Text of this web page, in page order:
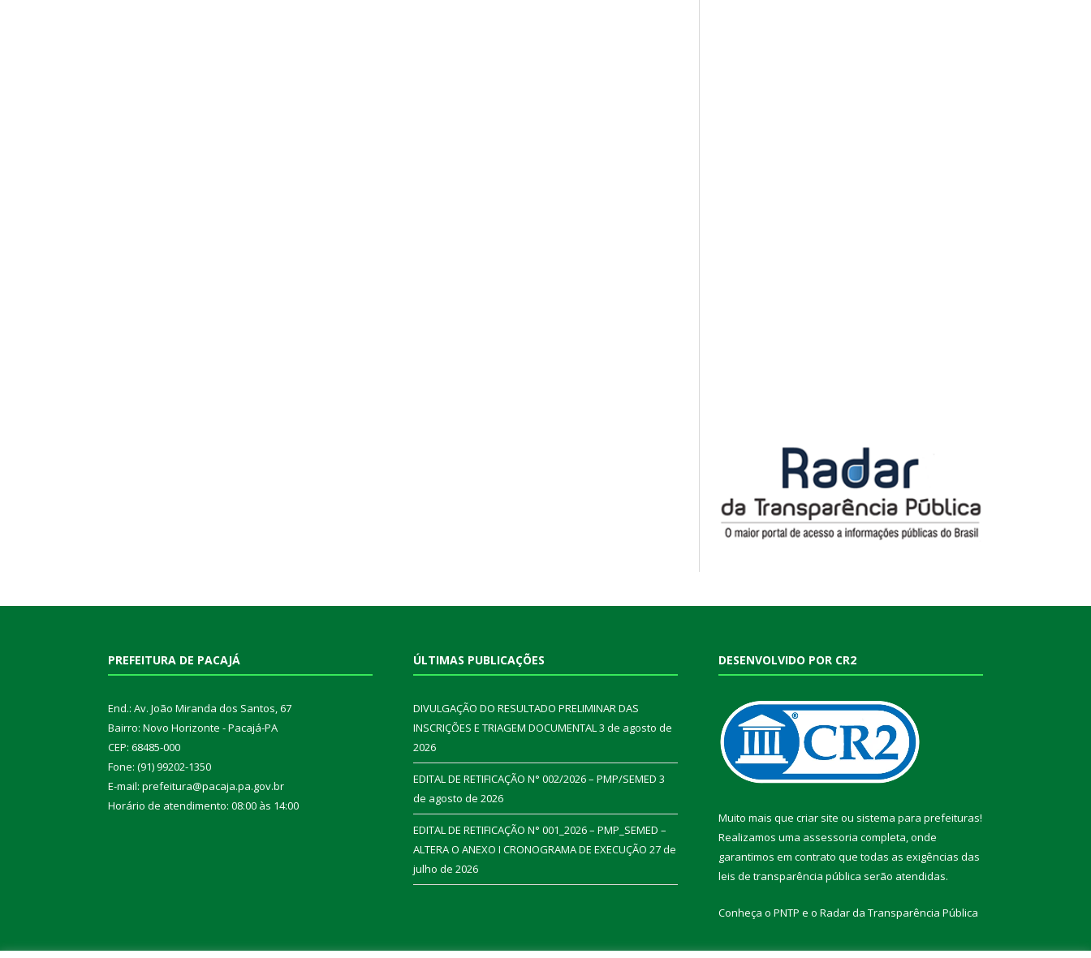
PREFEITURA DE PACAJÁ
End.: Av. João Miranda dos Santos, 67
Bairro: Novo Horizonte - Pacajá-PA
CEP: 68485-000
Fone: (91) 99202-1350
E-mail: prefeitura@pacaja.pa.gov.br
Horário de atendimento: 08:00 às 14:00
ÚLTIMAS PUBLICAÇÕES
DIVULGAÇÃO DO RESULTADO PRELIMINAR DAS
INSCRIÇÕES E TRIAGEM DOCUMENTAL3 de agosto de
2026
EDITAL DE RETIFICAÇÃO N° 002/2026 – PMP/SEMED 3
de agosto de 2026
EDITAL DE RETIFICAÇÃO N° 001_2026 – PMP_SEMED –
ALTERA O ANEXO I CRONOGRAMA DE EXECUÇÃO 27 de
julho de 2026
DESENVOLVIDO POR CR2
Muito mais que criar site ou sistema para prefeituras!
Realizamos uma assessoria completa, onde
garantimos em contrato que todas as exigências das
leis de transparência pública serão atendidas.
Conheça o PNTP e o Radar da Transparência Pública